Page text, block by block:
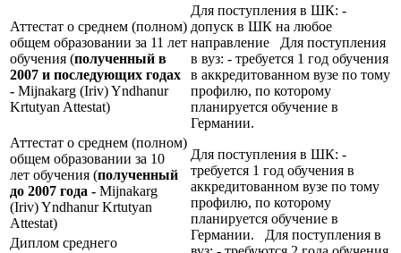
Аттестат о среднем (полном)
общем образовании за 11 лет
обучения (полученный в
2007 и последующих годах
- Mijnakarg (Iriv) Yndhanur
Krtutyan Attestat)
Для поступления в ШК: -
допуск в ШК на любое
направление Для поступления
в вуз: - требуется 1 год обучения
в аккредитованном вузе по тому
профилю, по которому
планируется обучение в
Германии.
Аттестат о среднем (полном)
общем образовании за 10
лет обучения (полученный
до 2007 года - Mijnakarg
(Iriv) Yndhanur Krtutyan
Attestat)
Для поступления в ШК: -
требуется 1 год обучения в
аккредитованном вузе по тому
профилю, по которому
планируется обучение в
Германии. Для поступления в
Диплом среднего